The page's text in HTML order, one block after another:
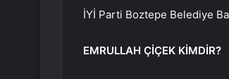
İYİ Parti Boztepe Belediye
EMRULLAH ÇİÇEK KİMDİR?